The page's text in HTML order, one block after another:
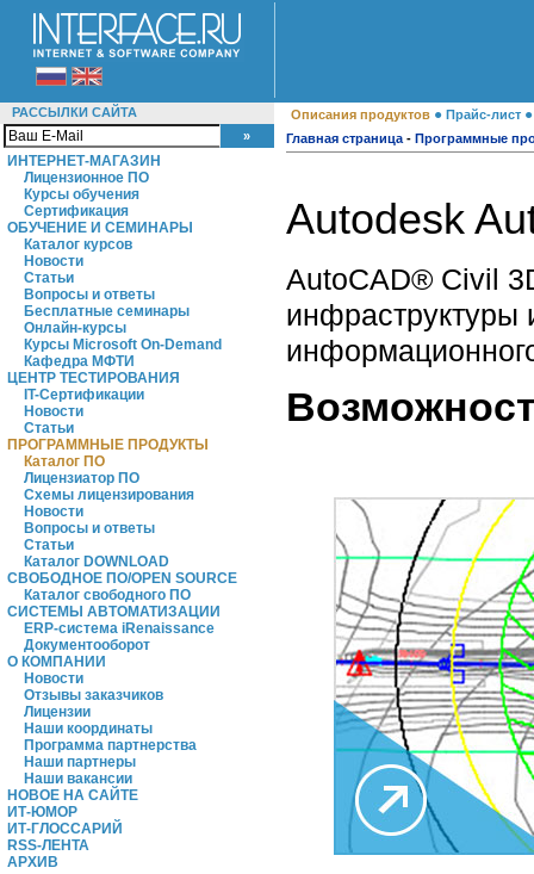
РАССЫЛКИ САЙТА
ИНТЕРНЕТ-МАГАЗИН
Лицензионное ПО
Курсы обучения
Сертификация
ОБУЧЕНИЕ И СЕМИНАРЫ
Каталог курсов
Новости
Статьи
Вопросы и ответы
Бесплатные семинары
Онлайн-курсы
Курсы Microsoft On-Demand
Кафедра МФТИ
ЦЕНТР ТЕСТИРОВАНИЯ
IT-Сертификации
Новости
Статьи
ПРОГРАММНЫЕ ПРОДУКТЫ
Каталог ПО
Лицензиатор ПО
Схемы лицензирования
Новости
Вопросы и ответы
Статьи
Каталог DOWNLOAD
СВОБОДНОЕ ПО/OPEN SOURCE
Каталог свободного ПО
СИСТЕМЫ АВТОМАТИЗАЦИИ
ERP-система iRenaissance
Документооборот
О КОМПАНИИ
Новости
Отзывы заказчиков
Лицензии
Наши координаты
Программа партнерства
Наши партнеры
Наши вакансии
НОВОЕ НА САЙТЕ
ИТ-ЮМОР
ИТ-ГЛОССАРИЙ
RSS-ЛЕНТА
АРХИВ
Описания продуктов ● Прайс-лист
Главная страница - Программные
Autodesk
AutoCAD® Civil
инфраструктуры